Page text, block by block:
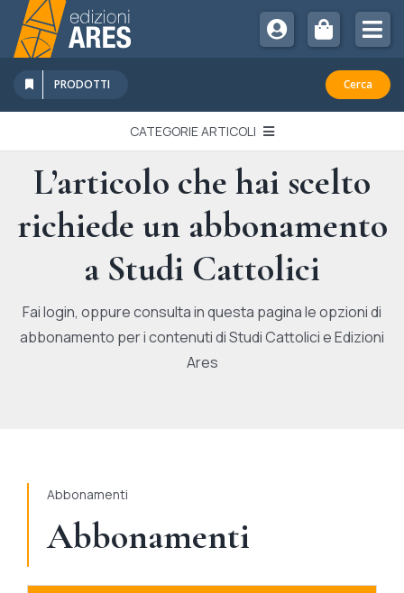
Salta
contenuto
Chi Siamo
Sostienici
Abbonamenti
Promozioni
Newsletter
PRODOTTI Cerca
CATEGORIE ARTICOLI
EDITORIALI
IN QUESTO NUMERO
RECENSIONI
L’articolo che hai scelto
richiede un abbonamento
a Studi Cattolici
Fai login, oppure consulta in questa pagina le opzioni di
abbonamento per i contenuti di Studi Cattolici e Edizioni
Ares
Abbonamenti
Abbonamenti